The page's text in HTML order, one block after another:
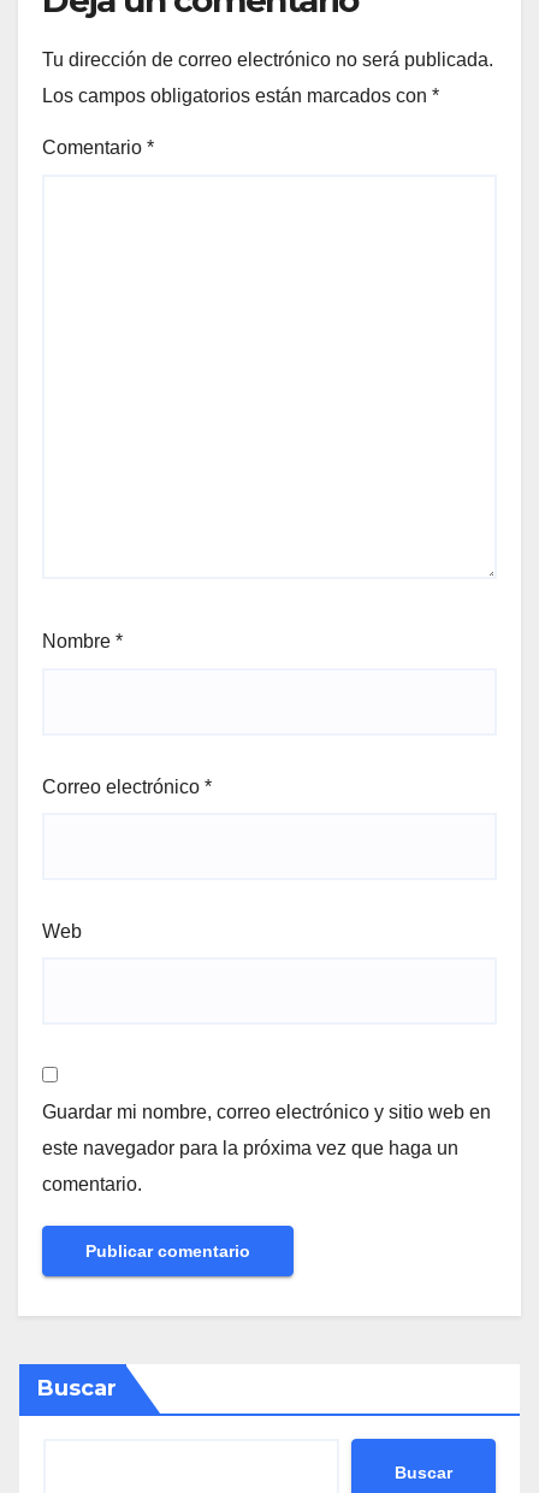
Tu dirección de correo electrónico no será publicada.
Los campos obligatorios están marcados con *
Comentario *
Nombre *
Correo electrónico *
Web
Guardar mi nombre, correo electrónico y sitio web en
este navegador para la próxima vez que haga un
comentario.
Buscar
Buscar